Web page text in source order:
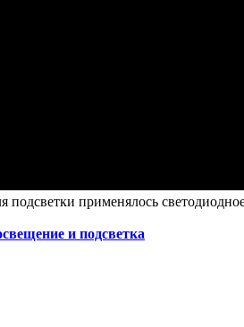
подсветки применялось
и подсветка